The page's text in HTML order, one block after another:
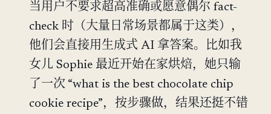
当用户不要求超高准确或愿意偶尔 fact-
check 时（大量日常场景都属于这类），
他们会直接用生成式 AI 拿答案。比如我
女儿 Sophie 最近开始在家烘焙，她只输
了一次 “what is the best chocolate chip
cookie recipe”，按步骤做，结果还挺不错